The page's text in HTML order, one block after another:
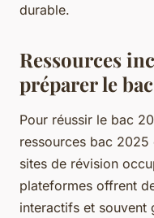
durable.
Ressources
préparer le
Pour réussir le bac
ressources bac 2025
sites de révision
plateformes offrent
interactifs et souvent